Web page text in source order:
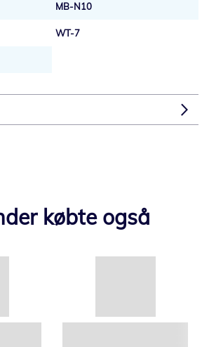
MB-N10
WT-7
købte også